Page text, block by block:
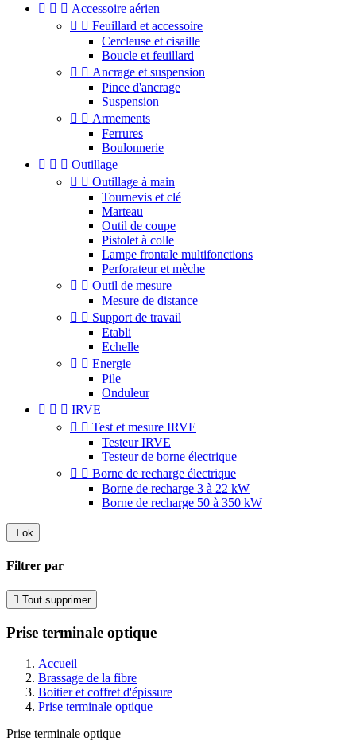
   Accessoire aérien
  Feuillard et accessoire
Cercleuse et cisaille
Boucle et feuillard
  Ancrage et suspension
Pince d'ancrage
Suspension
  Armements
Ferrures
Boulonnerie
   Outillage
  Outillage à main
Tournevis et clé
Marteau
Outil de coupe
Pistolet à colle
Lampe frontale multifonctions
Perforateur et mèche
  Outil de mesure
Mesure de distance
  Support de travail
Etabli
Echelle
  Energie
Pile
Onduleur
   IRVE
  Test et mesure IRVE
Testeur IRVE
Testeur de borne électrique
  Borne de recharge électrique
Borne de recharge 3 à 22 kW
Borne de recharge 50 à 350 kW
 ok
Filtrer par
 Tout supprimer
Prise terminale optique
Accueil
Brassage de la fibre
Boitier et coffret d'épissure
Prise terminale optique
Prise terminale optique